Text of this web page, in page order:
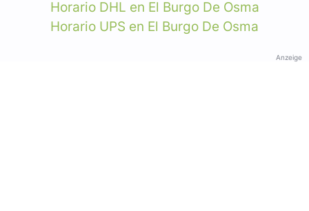
Horario DHL en El Burgo De Osma
Horario UPS en El Burgo De Osma
Anzeige